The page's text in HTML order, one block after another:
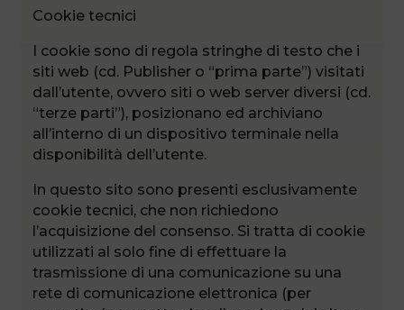
Cookie tecnici
I cookie sono di regola stringhe di testo che i
siti web (cd. Publisher o “prima parte”) visitati
dall’utente, ovvero siti o web server diversi (cd.
“terze parti”), posizionano ed archiviano
all’interno di un dispositivo terminale nella
disponibilità dell’utente.
In questo sito sono presenti esclusivamente
cookie tecnici, che non richiedono
l’acquisizione del consenso. Si tratta di cookie
utilizzati al solo fine di effettuare la
trasmissione di una comunicazione su una
rete di comunicazione elettronica (per